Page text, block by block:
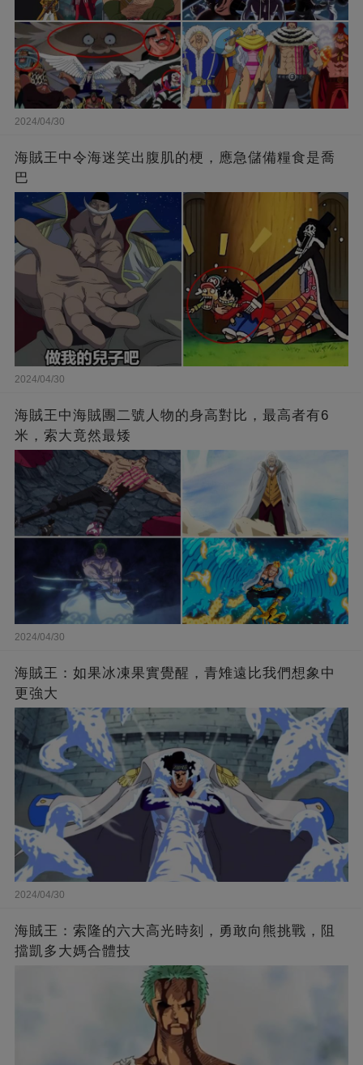
2024/04/30
海賊王中令海迷笑出腹肌的梗，應急儲備糧食是喬
巴
2024/04/30
海賊王中海賊團二號人物的身高對比，最高者有6
米，索大竟然最矮
2024/04/30
海賊王：如果冰凍果實覺醒，青雉遠比我們想象中
更強大
2024/04/30
海賊王：索隆的六大高光時刻，勇敢向熊挑戰，阻
擋凱多大媽合體技